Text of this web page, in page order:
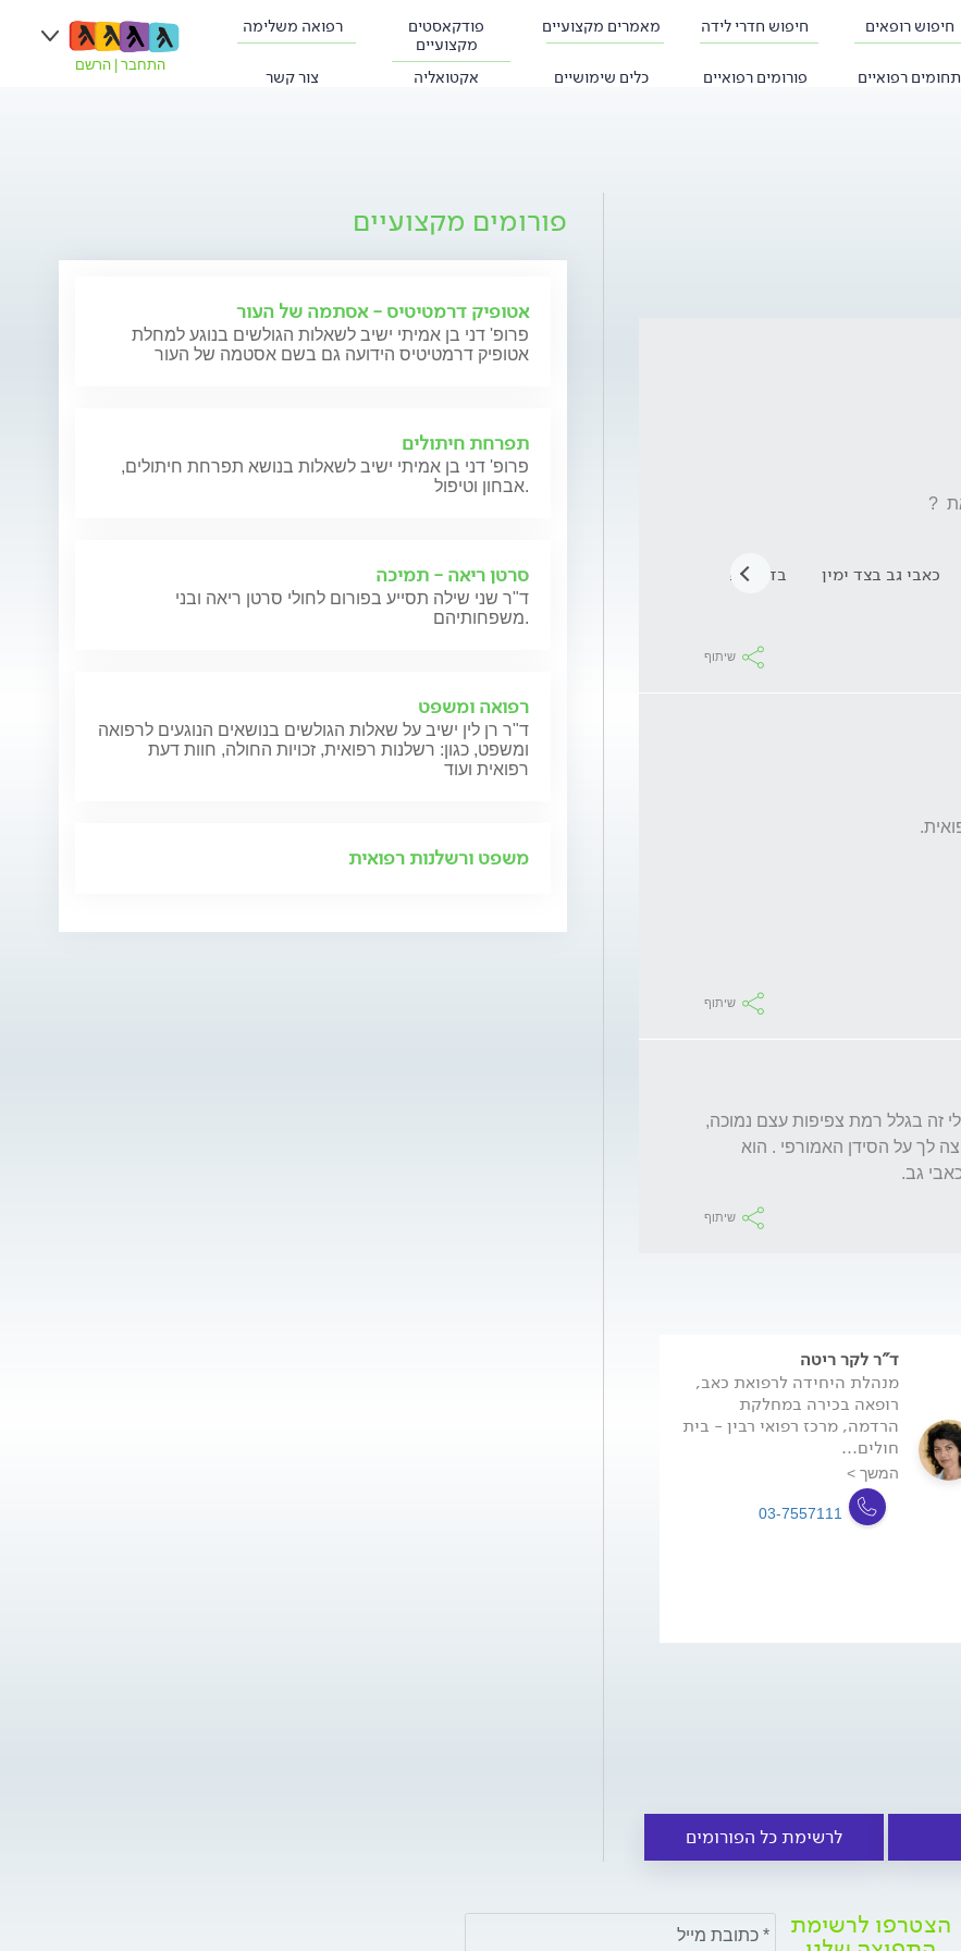
חיפוש רופאים חיפוש חדרי לידה מאמרים מקצועיים
פודקאסטים
מקצועיים
רפואה משלימה
תחומים רפואיים פורומים רפואיים כלים שימושיים אקטואליה צור קשר
התחבר הרשם
כאבי גב בצד ימין בדיקת צפיפות עצם סידן ציטראט
שיתוף
שיתוף
שיתוף
ד"ר לקר ריטה
מנהלת היחידה לרפואת כאב,
רופאה בכירה במחלקת
הרדמה, מרכז רפואי רבין - בית
חולים...
המשך >
03-7557111
לרשימת כל הפורומים
פורומים מקצועיים
אטופיק דרמטיטיס - אסתמה של העור
פרופ' דני בן אמיתי ישיב לשאלות הגולשים בנוגע למחלת
אטופיק דרמטיטיס הידועה גם בשם אסטמה של העור
תפרחת חיתולים
פרופ' דני בן אמיתי ישיב לשאלות בנושא תפרחת חיתולים,
אבחון וטיפול.
סרטן ריאה - תמיכה
ד"ר שני שילה תסייע בפורום לחולי סרטן ריאה ובני
משפחותיהם.
רפואה ומשפט
ד"ר רן לין ישיב על שאלות הגולשים בנושאים הנוגעים לרפואה
ומשפט, כגון: רשלנות רפואית, זכויות החולה, חוות דעת
רפואית ועוד
משפט ורשלנות רפואית
הצטרפו לרשימת